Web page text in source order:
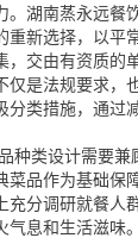
。湖南蒸永远餐
重新选择，以平
，交由有资质的
仅是法规要求，
分类措施，通过
种类设计需要
菜品作为基础保
充分调研就餐人
气息和生活滋味